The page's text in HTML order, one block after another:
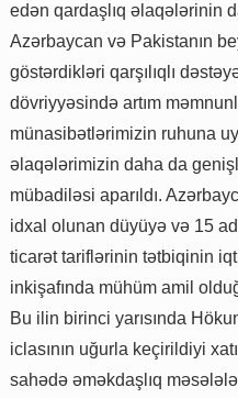
edən qardaşlıq əlaqələrinin
Azərbaycan və Pakistanın
göstərdikləri qarşılıqlı
dövriyyəsində artım
münasibətlərimizin ruhuna
əlaqələrimizin daha da
mübadiləsi aparıldı.
idxal olunan düyüyə və 15
ticarət tariflərinin tətbiqinin
inkişafında mühüm amil
Bu ilin birinci yarısında
iclasının uğurla keçirildiyi
sahədə əməkdaşlıq